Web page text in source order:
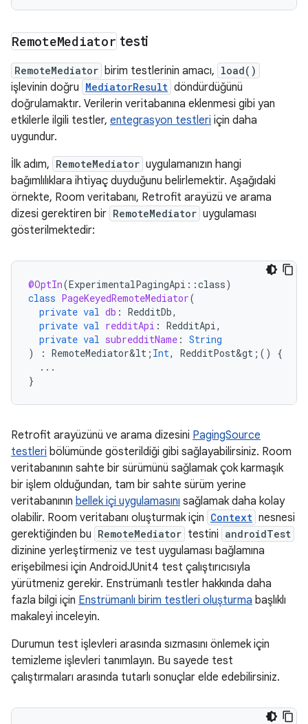
RemoteMediator testi
RemoteMediator birim testlerinin amacı, load()
işlevinin doğru MediatorResult döndürdüğünü
doğrulamaktır. Verilerin veritabanına eklenmesi gibi yan
etkilerle ilgili testler, entegrasyon testleri için daha
uygundur.
İlk adım, RemoteMediator uygulamanızın hangi
bağımlılıklara ihtiyaç duyduğunu belirlemektir. Aşağıdaki
örnekte, Room veritabanı, Retrofit arayüzü ve arama
dizesi gerektiren bir RemoteMediator uygulaması
gösterilmektedir:
@OptIn(ExperimentalPagingApi ::class)
class PageKeyedRemoteMediator(
private val db : RedditDb,
private val redditApi : RedditApi,
private val subredditName : String
)
: RemoteMediator&lt ; Int, RedditPost&gt ;()
{
...
}
Retrofit arayüzünü ve arama dizesini PagingSource
testleri bölümünde gösterildiği gibi sağlayabilirsiniz. Room
veritabanının sahte bir sürümünü sağlamak çok karmaşık
bir işlem olduğundan, tam bir sahte sürüm yerine
veritabanının bellek içi uygulamasını sağlamak daha kolay
olabilir. Room veritabanı oluşturmak için Context nesnesi
gerektiğinden bu RemoteMediator testini androidTest
dizinine yerleştirmeniz ve test uygulaması bağlamına
erişebilmesi için AndroidJUnit4 test çalıştırıcısıyla
yürütmeniz gerekir. Enstrümanlı testler hakkında daha
fazla bilgi için Enstrümanlı birim testleri oluşturma başlıklı
makaleyi inceleyin.
Durumun test işlevleri arasında sızmasını önlemek için
temizleme işlevleri tanımlayın. Bu sayede test
çalıştırmaları arasında tutarlı sonuçlar elde edebilirsiniz.